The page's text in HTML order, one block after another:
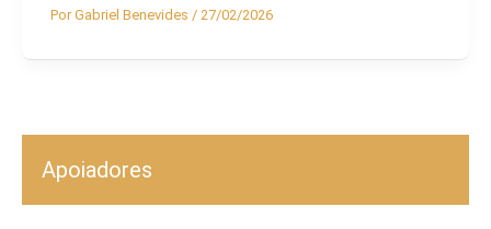
PorGabriel Benevides / 27/02/2026
Apoiadores